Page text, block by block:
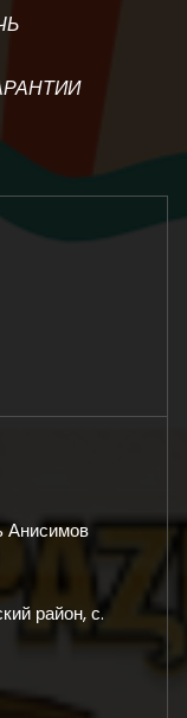
Анисимов
район, с.